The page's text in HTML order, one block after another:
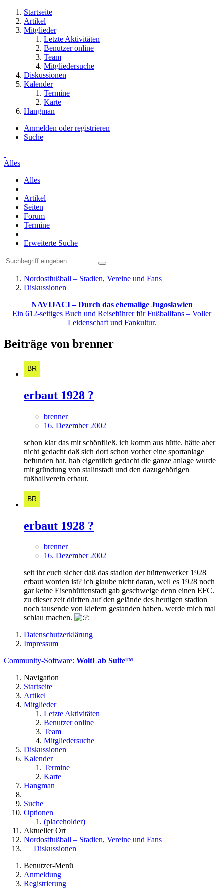
Startseite
Artikel
Mitglieder
Letzte Aktivitäten
Benutzer online
Team
Mitgliedersuche
Diskussionen
Kalender
Termine
Karte
Hangman
Anmelden oder registrieren
Suche
Alles
Alles
Artikel
Seiten
Forum
Termine
Erweiterte Suche
Nordostfußball – Stadien, Vereine und Fans
Diskussionen
NAVIJACI – Durch das ehemalige Jugoslawien
Ein 612-seitiges Buch und Reiseführer für Fußballfans – Voller
Leidenschaft und Fankultur.
Beiträge von brenner
erbaut 1928 ?
brenner
16. Dezember 2002
schon klar das mit schönfließ. ich komm aus hütte. hätte aber
nicht gedacht daß sich dort schon vorher eine sportanlage
befunden hat. hab eigentlich gedacht die ganze anlage wurde
mit gründung von stalinstadt und den dazugehörigen
fußballverein erbaut.
erbaut 1928 ?
brenner
16. Dezember 2002
seit ihr euch sicher daß das stadion der hüttenwerker 1928
erbaut worden ist? ich glaube nicht daran, weil es 1928 noch
gar keine Eisenhüttenstadt gab geschweige denn einen EFC.
zu dieser zeit dürften auf den gelände des heutigen stadion
noch tausende von kiefern gestanden haben. werde mich mal
schlau machen.
Datenschutzerklärung
Impressum
Community-Software: WoltLab Suite™
Navigation
Startseite
Artikel
Mitglieder
Letzte Aktivitäten
Benutzer online
Team
Mitgliedersuche
Diskussionen
Kalender
Termine
Karte
Hangman
Suche
Optionen
(placeholder)
Aktueller Ort
Nordostfußball – Stadien, Vereine und Fans
Diskussionen
Benutzer-Menü
Anmeldung
Registrierung